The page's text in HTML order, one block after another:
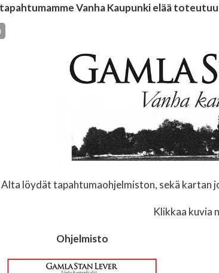
Vanha Kaupunki elää
Alta löydät tapahtumaohjelmiston, sekä kartan
Klikkaa kuvia
Ohjelmisto